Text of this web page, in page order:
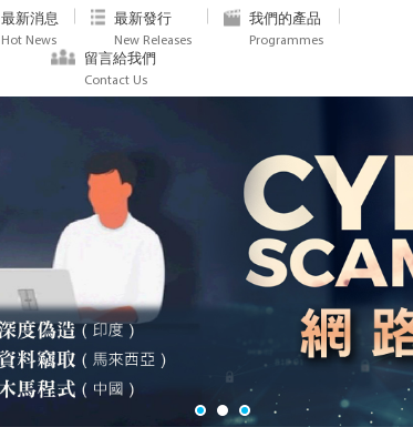
最新消息
Hot News
最新發行
New Releases
我們的產品
Programmes
留言給我們
Contact Us